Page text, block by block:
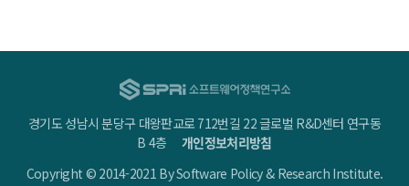
경기도 성남시 분당구 대왕판교로 712번길 22 글로벌 R&D센터 연구동
B 4층개인정보처리방침
Copyright © 2014-2021 By Software Policy & Research Institute.